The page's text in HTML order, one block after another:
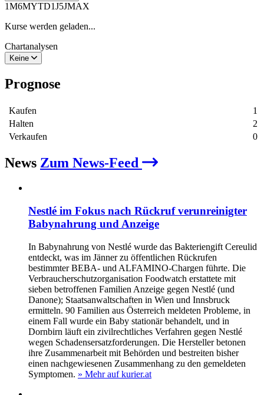
1M6MYTD1J5JMAX
Kurse werden geladen...
Chartanalysen
Keine
Prognose
Kaufen
1
Halten
2
Verkaufen
0
News Zum News-Feed
Nestlé im Fokus nach Rückruf verunreinigter
Babynahrung und Anzeige
In Babynahrung von Nestlé wurde das Bakteriengift Cereulid
entdeckt, was im Jänner zu öffentlichen Rückrufen
bestimmter BEBA- und ALFAMINO-Chargen führte. Die
Verbraucherschutzorganisation Foodwatch erstattete mit
sieben betroffenen Familien Anzeige gegen Nestlé (und
Danone); Staatsanwaltschaften in Wien und Innsbruck
ermitteln. 90 Familien aus Österreich meldeten Probleme, in
einem Fall wurde ein Baby stationär behandelt, und in
Dornbirn läuft ein zivilrechtliches Verfahren gegen Nestlé
wegen Schadensersatzforderungen. Die Hersteller betonen
ihre Zusammenarbeit mit Behörden und bestreiten bisher
einen nachgewiesenen Zusammenhang zu den gemeldeten
Symptomen. » Mehr auf kurier.at